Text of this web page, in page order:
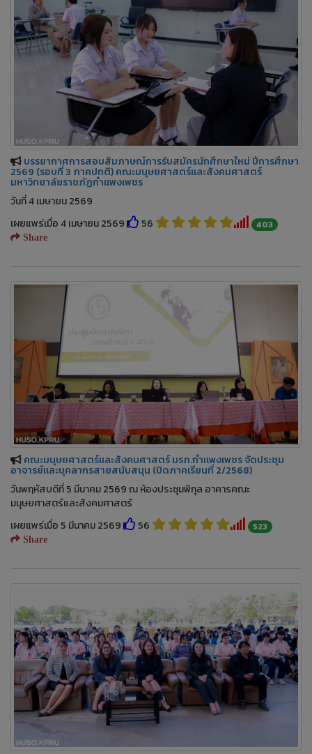
บรรยากาศการสอบสัมภาษณ์การรับสมัครนักศึกษาใหม่ ปีการศึกษา
2569 (รอบที่ 3 ภาคปกติ) คณะมนุษยศาสตร์และสังคมศาสตร์
มหาวิทยาลัยราชภัฏกำแพงเพชร
วันที่ 4 เมษายน 2569
เผยแพร่เมื่อ 4 เมษายน 2569
56 403
Share
คณะมนุษยศาสตร์และสังคมศาสตร์ มรภ.กำแพงเพชร จัดประชุม
อาจารย์และบุคลากรสายสนับสนุน (ปิดภาคเรียนที่ 2/2568)
วันพฤหัสบดีที่ 5 มีนาคม 2569 ณ ห้องประชุมพิกุล อาคารคณะ
มนุษยศาสตร์และสังคมศาสตร์
เผยแพร่เมื่อ 5 มีนาคม 2569
56 523
Share